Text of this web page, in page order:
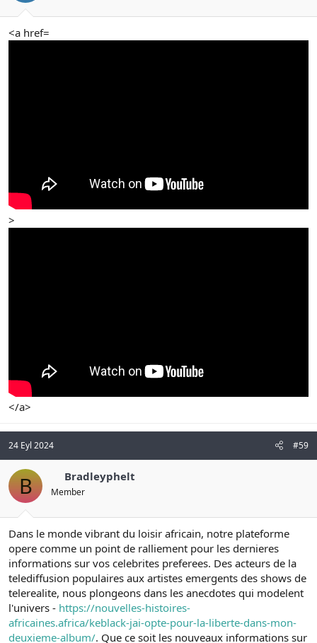
<a href=
>
</a>
24 Eyl 2024 #59
B Bradleyphelt
Member
Dans le monde vibrant du loisir africain, notre plateforme
opere comme un point de ralliement pour les dernieres
informations sur vos celebrites preferees. Des acteurs de la
telediffusion populaires aux artistes emergents des shows de
telerealite, nous plongeons dans les anecdotes qui modelent
l'univers - https://nouvelles-histoires-
africaines.africa/keblack-jai-opte-pour-la-liberte-dans-mon-
deuxieme-album/. Que ce soit les nouveaux informations sur